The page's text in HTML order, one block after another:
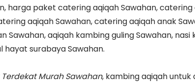
harga paket catering aqiqah Sawahan, catering
aqiqah Sawahan, catering aqiqah anak
Sawahan, aqiqah kambing guling Sawahan, nasi
hayat surabaya Sawahan.
Murah Sawahan, kambing aqiqah untuk